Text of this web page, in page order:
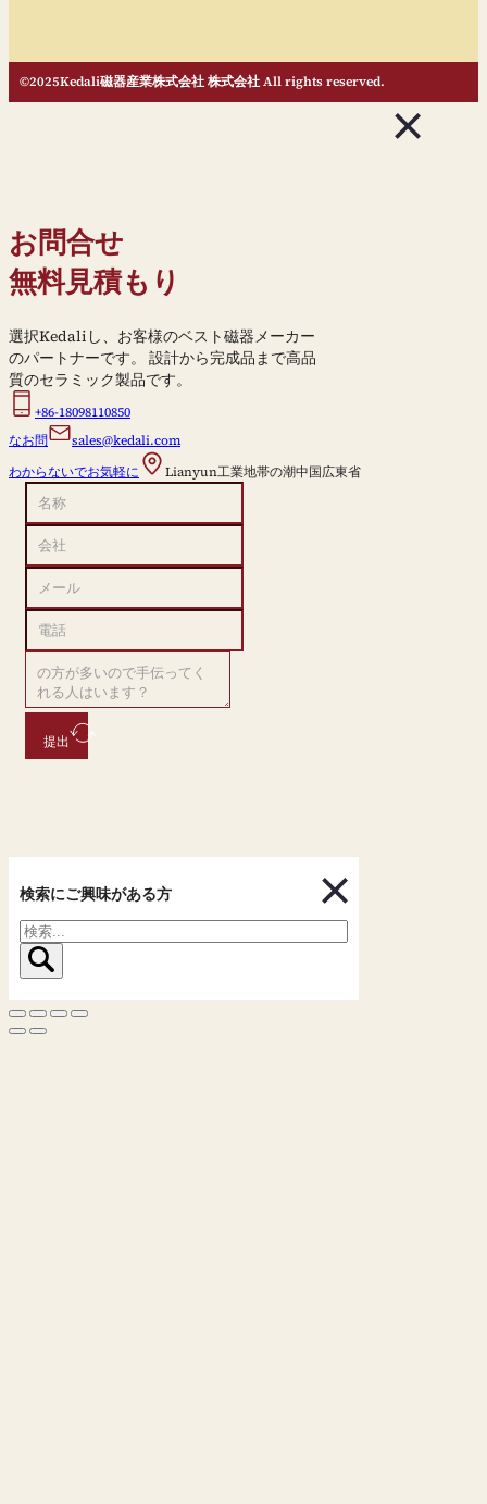
©2025Kedali磁器産業株式会社 株式会社 All rights reserved.
お問合せ
無料見積もり
選択Kedaliし、お客様のベスト磁器メーカー
のパートナーです。 設計から完成品まで高品
質のセラミック製品です。
+86-18098110850
なお問
sales@kedali.com
わからないでお気軽に
Lianyun工業地帯の潮中国広東省
提出
検索にご興味がある方
検
索